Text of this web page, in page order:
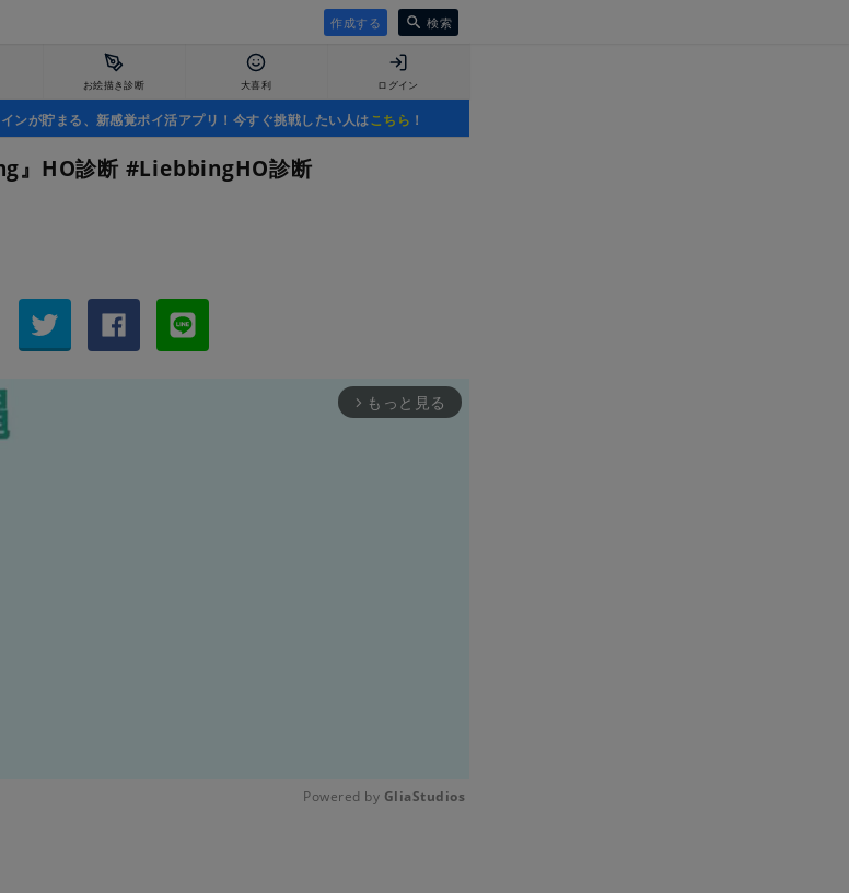
作成する 検索
お絵描き診断 大喜利 ログイン
ンが貯まる、新感覚ポイ活アプリ！今すぐ挑戦したい人はこちら ！
』HO診断 #LiebbingHO診断
arrow_forward_ios もっと見る
Powered by GliaStudios